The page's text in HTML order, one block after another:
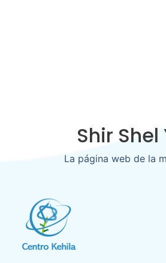
Shir Shel
La página web de la